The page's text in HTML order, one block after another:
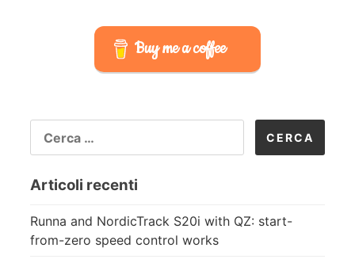
Buy me a coffee
PER:
Articoli recenti
Runna and NordicTrack S20i with QZ: start-
from-zero speed control works